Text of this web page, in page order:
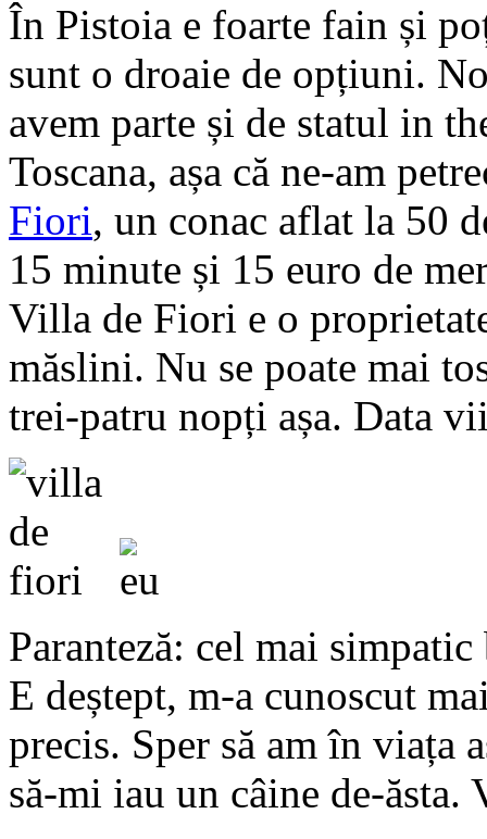
În Pistoia e foarte fain și
sunt o droaie de opțiuni.
avem parte și de statul in
Toscana, așa că ne-am
Fiori, un conac aflat la 50
15 minute și 15 euro de
Villa de Fiori e o
măslini. Nu se poate mai
trei-patru nopți așa. Data
Paranteză: cel mai
E deștept, m-a cunoscut
precis. Sper să am în viața
să-mi iau un câine de-ăsta.